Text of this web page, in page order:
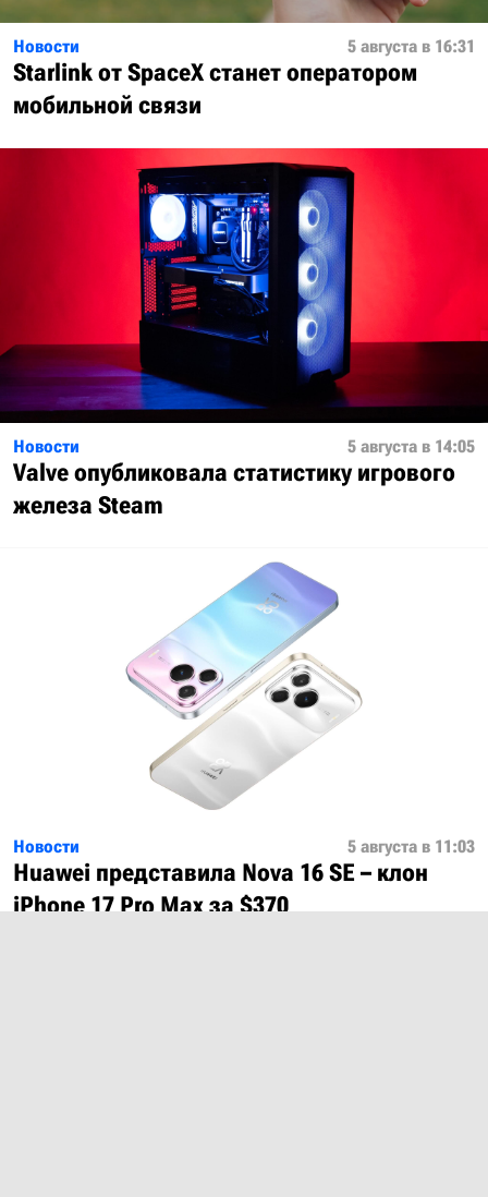
Новости 5 августа в 16:31
Starlink от SpaceX станет оператором
мобильной связи
Новости 5 августа в 14:05
Valve опубликовала статистику игрового
железа Steam
Новости 5 августа в 11:03
Huawei представила Nova 16 SE – клон
iPhone 17 Pro Max за $370